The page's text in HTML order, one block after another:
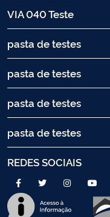
VIA 040 Teste
pasta de testes
pasta de testes
pasta de testes
pasta de testes
REDES SOCIAIS